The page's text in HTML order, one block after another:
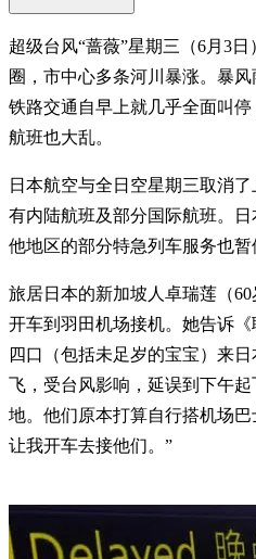
超级台风“蔷薇”星期三（6月3
圈，市中心多条河川暴涨。暴
铁路交通自早上就几乎全面叫
航班也大乱。
日本航空与全日空星期三取消
有内陆航班及部分国际航班。
他地区的部分特急列车服务也暂
旅居日本的新加坡人卓瑞莲（
开车到羽田机场接机。她告诉
四口（包括未足岁的宝宝）来
飞，受台风影响，延误到下午
地。他们原本打算自行搭机场
让我开车去接他们。”